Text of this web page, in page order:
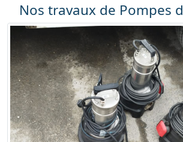
Nos travaux de Pompes